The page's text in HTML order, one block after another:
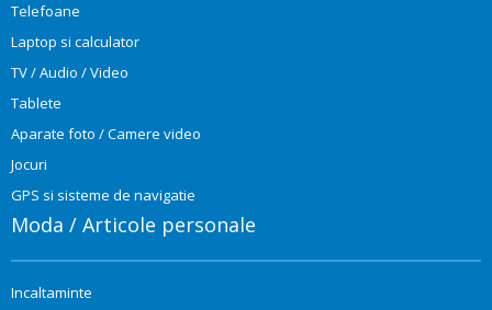
Telefoane
Laptop si calculator
TV / Audio / Video
Tablete
Aparate foto / Camere video
Jocuri
GPS si sisteme de navigatie
Moda / Articole personale
Incaltaminte